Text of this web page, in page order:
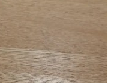
Tシャツ